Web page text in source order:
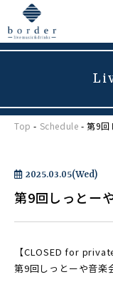
Top - Schedule - 第9回
2025.03.05(Wed)
第9回しっとー
【CLOSED for
第9回しっとーや音楽